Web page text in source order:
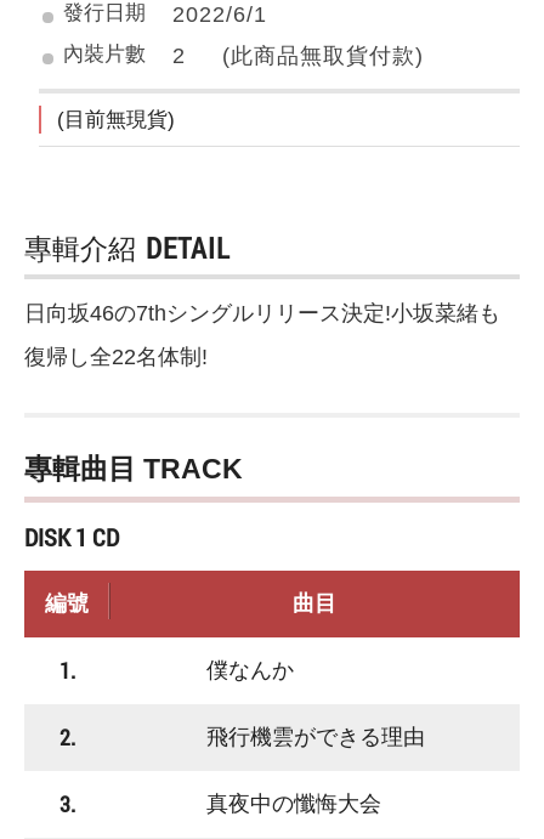
發行日期
2022/6/1
內裝片數 2 (此商品無取貨付款)
(目前無現貨)
專輯介紹 DETAIL
日向坂46の7thシングルリリース決定!小坂菜緒も
復帰し全22名体制!
專輯曲目 TRACK
DISK 1 CD
編號 曲目
1. 僕なんか
2. 飛行機雲ができる理由
3. 真夜中の懺悔大会